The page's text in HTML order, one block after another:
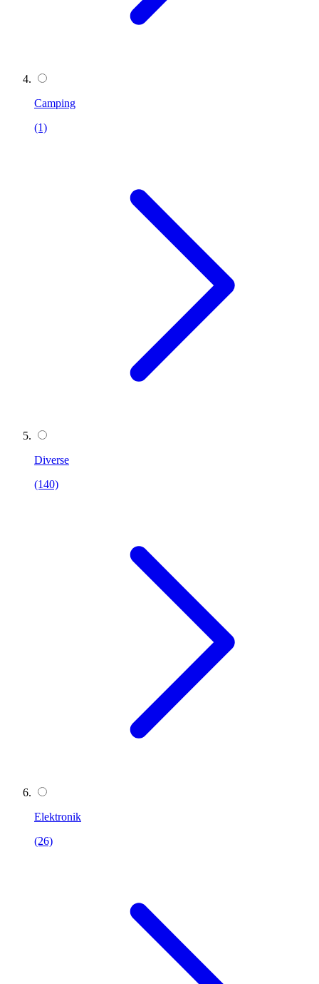
Camping
(1)
Diverse
(140)
Elektronik
(26)